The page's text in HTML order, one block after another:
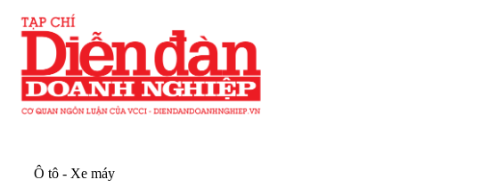
Ô tô - Xe máy